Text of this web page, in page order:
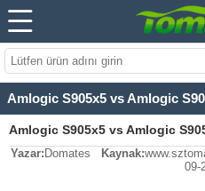
Amlogic S905x5 vs Amlogic
kutusu SOCS'un
Yazar: Domates Kaynak:
09-